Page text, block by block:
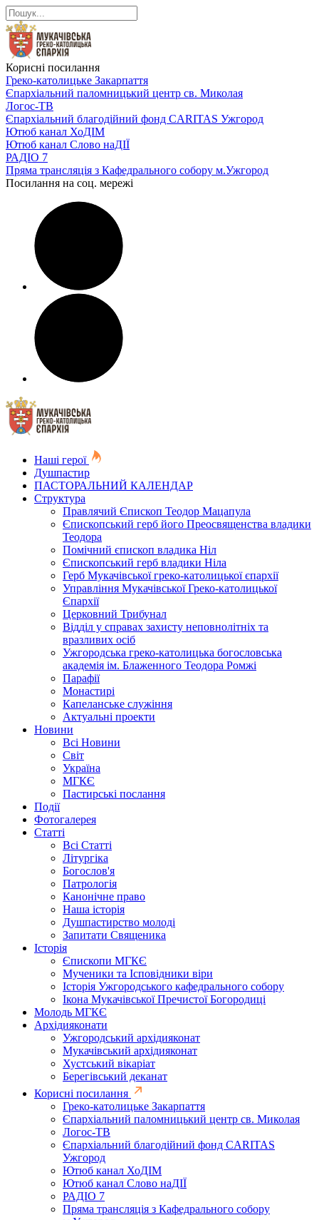
Корисні посилання
Греко-католицьке Закарпаття
Єпархіальний паломницький центр св. Миколая
Логос-ТВ
Єпархіальний благодійний фонд CARITAS Ужгород
Ютюб канал ХоДІМ
Ютюб канал Слово наДІЇ
РАДІО 7
Пряма трансляція з Кафедрального собору м.Ужгород
Посилання на соц. мережі
Наші герої
Душпастир
ПАСТОРАЛЬНИЙ КАЛЕНДАР
Структура
Правлячий Єпископ Теодор Мацапула
Єпископський герб його Преосвященства владики
Теодора
Помічний єпископ владика Ніл
Єпископський герб владики Ніла
Герб Мукачівської греко-католицької єпархії
Управління Мукачівської Греко-католицької
Єпархії
Церковний Трибунал
Відділ у справах захисту неповнолітніх та
вразливих осіб
Ужгородська греко-католицька богословська
академія ім. Блаженного Теодора Ромжі
Парафії
Монастирі
Капеланське служіння
Актуальні проекти
Новини
Всі Новини
Світ
Україна
МГКЄ
Пастирські послання
Події
Фотогалерея
Статті
Всі Статті
Літургіка
Богослов'я
Патрологія
Канонічне право
Наша історія
Душпастирство молоді
Запитати Священика
Історія
Єпископи МГКЄ
Мученики та Ісповідники віри
Історія Ужгородського кафедрального собору
Ікона Мукачівської Пречистої Богородиці
Молодь МГКЄ
Архідияконати
Ужгородський архідияконат
Мукачівський архідияконат
Хустський вікаріат
Берегівський деканат
Корисні посилання
Греко-католицьке Закарпаття
Єпархіальний паломницький центр св. Миколая
Логос-ТВ
Єпархіальний благодійний фонд CARITAS
Ужгород
Ютюб канал ХоДІМ
Ютюб канал Слово наДІЇ
РАДІО 7
Пряма трансляція з Кафедрального собору